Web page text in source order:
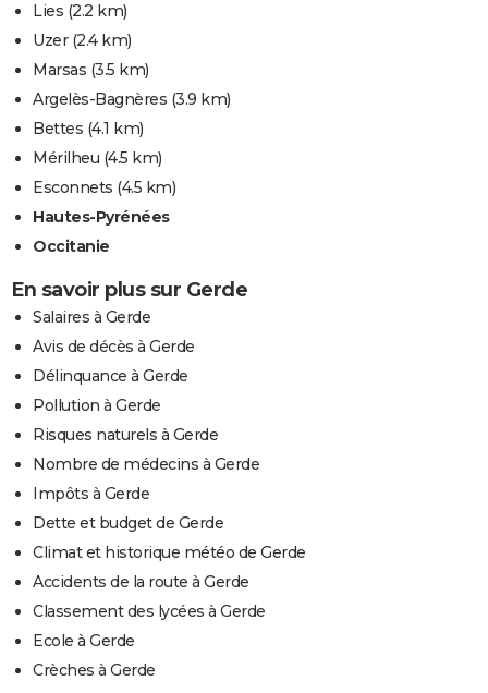
Lies (2.2 km)
Uzer(2.4 km)
Marsas (3.5 km)
Argelès-Bagnères (3.9 km)
Bettes (4.1 km)
Mérilheu (4.5 km)
Esconnets (4.5 km)
Hautes-Pyrénées
Occitanie
En savoir plus sur Gerde
Salaires à Gerde
Avis de décès à Gerde
Délinquance à Gerde
Pollution à Gerde
Risques naturels à Gerde
Nombre de médecins à Gerde
Impôts à Gerde
Dette et budget de Gerde
Climat et historique météo de Gerde
Accidents de la route à Gerde
Classement des lycées à Gerde
Ecole à Gerde
Crèches à Gerde